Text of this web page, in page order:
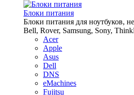
Блоки питания
Блоки питания для ноутбуков,
Bell, Rover, Samsung, Sony,
Acer
Apple
Asus
Dell
DNS
eMachines
Fujitsu